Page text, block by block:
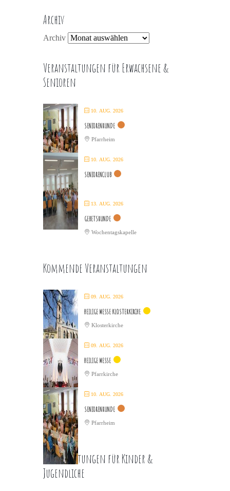
Archiv
Archiv
Veranstaltungen für Erwachsene &
Senioren
10. AUG. 2026
SENIORENRUNDE
Pfarrheim
10. AUG. 2026
SENIORENCLUB
13. AUG. 2026
GEBETSRUNDE
Wochentagskapelle
Kommende Veranstaltungen
09. AUG. 2026
HEILIGE MESSE KLOSTERKIRCHE
Klosterkirche
09. AUG. 2026
HEILIGE MESSE
Pfarrkirche
10. AUG. 2026
SENIORENRUNDE
Pfarrheim
Veranstaltungen für Kinder &
Jugendliche